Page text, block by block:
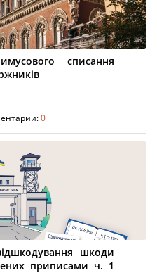
списання
0
шкоди
приписами ч. 1